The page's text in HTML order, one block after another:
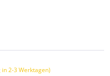
2-3 Werktagen)